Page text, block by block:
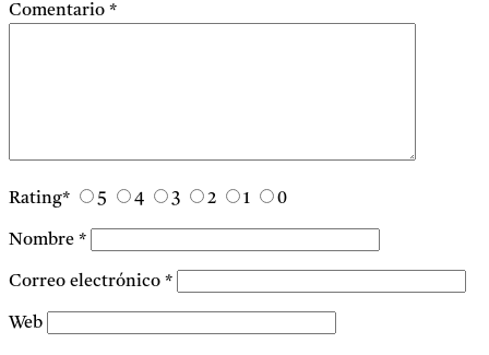
Comentario *
Rating* 5 4 3 2 1 0
Nombre *
Correo electrónico *
Web